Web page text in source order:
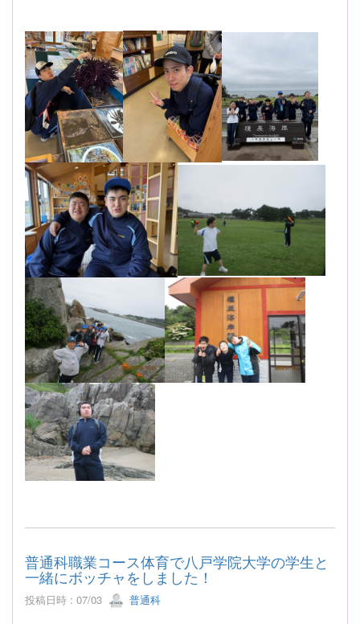
普通科職業コース体育で八戸学院大学の学生と
一緒にボッチャをしました！
投稿日時 : 07/03 普通科